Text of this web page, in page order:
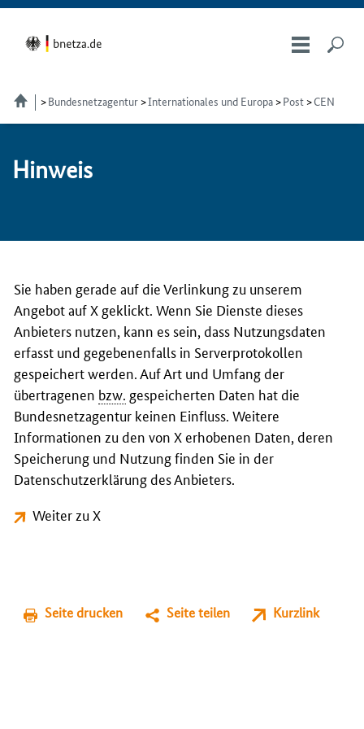
Bundesnetzagentur Internationales und Europa Post CEN
Hin­weis
Sie haben gerade auf die Verlinkung zu unserem
Angebot auf X geklickt. Wenn Sie Dienste dieses
Anbieters nutzen, kann es sein, dass Nutzungsdaten
erfasst und gegebenenfalls in Serverprotokollen
gespeichert werden. Auf Art und Umfang der
übertragenen bzw. gespeicherten Daten hat die
Bundesnetzagentur keinen Einfluss. Weitere
Informationen zu den von X erhobenen Daten, deren
Speicherung und Nutzung finden Sie in der
Datenschutzerklärung des Anbieters.
Weiter zu X
Seite drucken Seite teilen Kurzlink